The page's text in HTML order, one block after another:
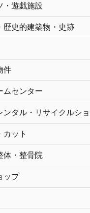
・遊戯施設
歴史的建築物・史跡
件
ムセンター
ンタル・リサイクルシ
ット
体・整骨院
ップ